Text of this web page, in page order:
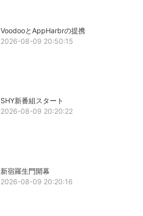
VoodooとAppHarbrの提携
2026-08-09 20:50:15
SHY新番組スタート
2026-08-09 20:20:22
新宿羅生門開幕
2026-08-09 20:20:16